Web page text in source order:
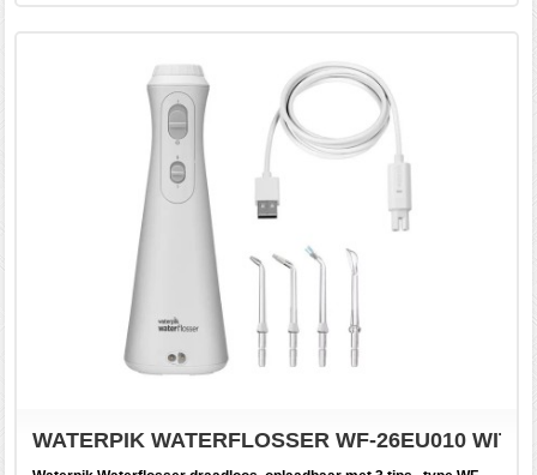
WATERPIK WATERFLOSSER WF-26EU010 WIT (